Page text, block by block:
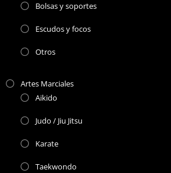
Bolsas y soportes
Escudos y focos
Otros
Artes Marciales
Aikido
Judo / Jiu Jitsu
Karate
Taekwondo